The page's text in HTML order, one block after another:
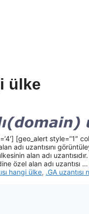
ülke
[geo_alert style=”1″
adı uzantısını
alan adı
özel alan adı uzantısı …
hangi ülke, .GA uzantısı